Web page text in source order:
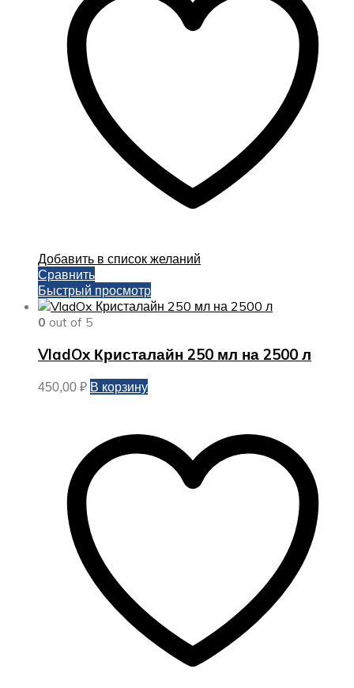
Добавить в список желаний
Сравнить
Быстрый просмотр
0 out of 5
VladOx Кристалайн 250 мл на 2500 л
450,00 ₽ В корзину